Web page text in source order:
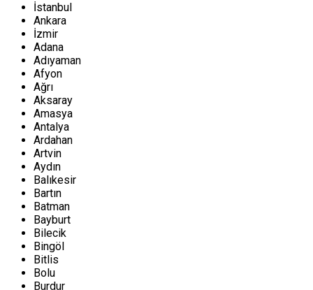
İstanbul
Ankara
İzmir
Adana
Adıyaman
Afyon
Ağrı
Aksaray
Amasya
Antalya
Ardahan
Artvin
Aydın
Balıkesir
Bartın
Batman
Bayburt
Bilecik
Bingöl
Bitlis
Bolu
Burdur